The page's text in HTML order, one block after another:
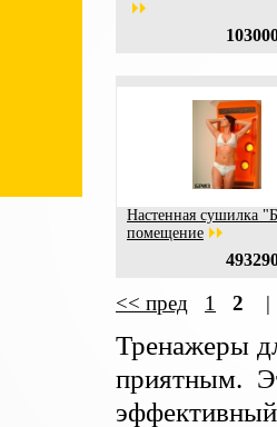
Настенная сушилка
помещение
<< пред 1 2
Тренажеры
приятным.